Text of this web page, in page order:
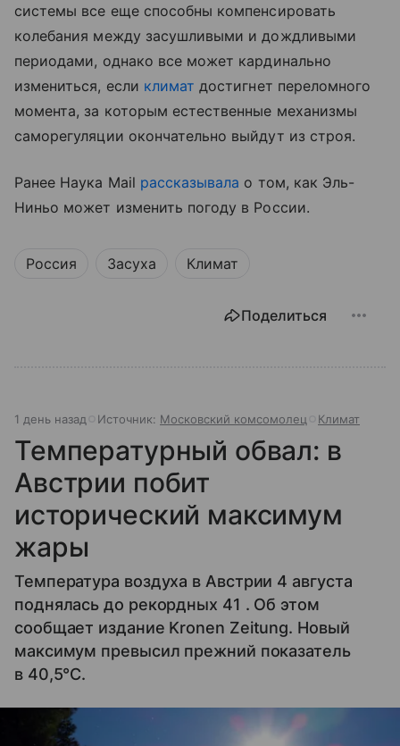
системы все еще способны компенсировать
колебания между засушливыми и дождливыми
периодами, однако все может кардинально
измениться, если климат достигнет переломного
момента, за которым естественные механизмы
саморегуляции окончательно выйдут из строя.
Ранее Наука Mail рассказывала о том, как Эль-
Ниньо может изменить погоду в России.
Россия Засуха Климат
Поделиться
1 день назад Источник: Московский комсомолец Климат
Температурный обвал: в
Австрии побит
исторический максимум
жары
Температура воздуха в Австрии 4 августа
поднялась до рекордных 41 . Об этом
сообщает издание Kronen Zeitung. Новый
максимум превысил прежний показатель
в 40,5°C.